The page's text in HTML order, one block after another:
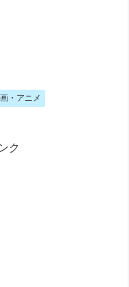
・アニメ
ク